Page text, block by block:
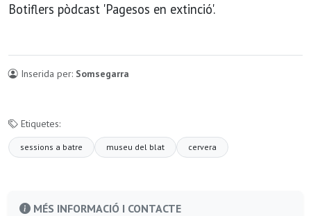
Botiflers pòdcast 'Pagesos en extinció'.
Inserida per: Somsegarra
Etiquetes:
sessions a batre museu del blat cervera
MÉS INFORMACIÓ I CONTACTE